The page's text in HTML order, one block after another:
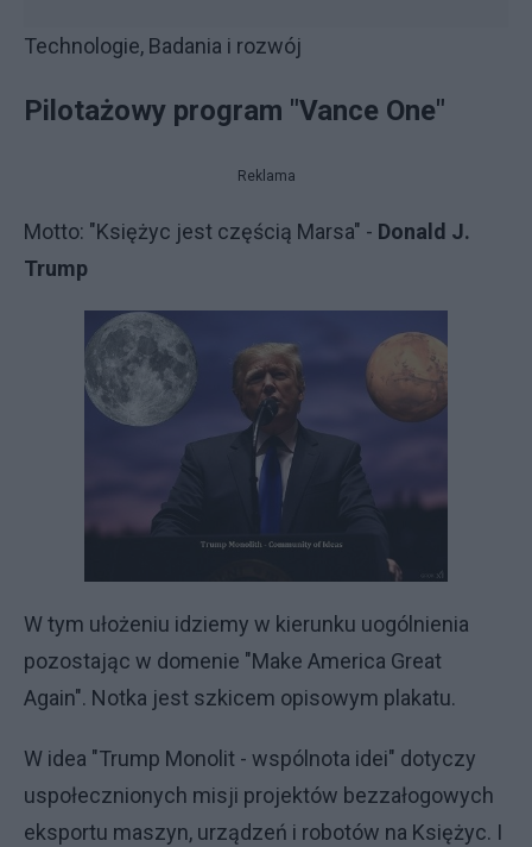
Technologie, Badania i rozwój
Pilotażowy program "Vance One"
Reklama
Motto: "Księżyc jest częścią Marsa" - Donald J.
Trump
W tym ułożeniu idziemy w kierunku uogólnienia
pozostając w domenie "Make America Great
Again". Notka jest szkicem opisowym plakatu.
W idea "Trump Monolit - wspólnota idei" dotyczy
uspołecznionych misji projektów bezzałogowych
eksportu maszyn, urządzeń i robotów na Księżyc. I